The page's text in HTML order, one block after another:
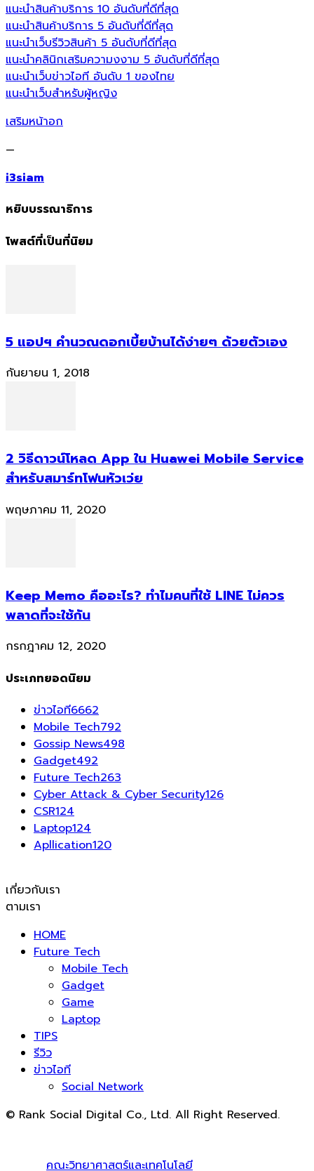
แนะนำสินค้าบริการ 10 อันดับที่ดีที่สุด
แนะนำสินค้าบริการ 5 อันดับที่ดีที่สุด
แนะนำเว็บรีวิวสินค้า 5 อันดับที่ดีที่สุด
แนะนำคลินิกเสริมความงงาม 5 อันดับที่ดีที่สุด
แนะนำเว็บข่าวไอที อันดับ 1 ของไทย
แนะนำเว็บสำหรับผู้หญิง
เสริมหน้าอก
—
i3siam
หยิบบรรณาธิการ
โพสต์ที่เป็นที่นิยม
5 แอปฯ คำนวณดอกเบี้ยบ้านได้ง่ายๆ ด้วยตัวเอง
กันยายน 1, 2018
2 วิธีดาวน์โหลด App ใน Huawei Mobile Service
สำหรับสมาร์ทโฟนหัวเว่ย
พฤษภาคม 11, 2020
Keep Memo คืออะไร? ทำไมคนที่ใช้ LINE ไม่ควร
พลาดที่จะใช้กัน
กรกฎาคม 12, 2020
ประเภทยอดนิยม
ข่าวไอที6662
Mobile Tech792
Gossip News498
Gadget492
Future Tech263
Cyber Attack & Cyber Security126
CSR124
Laptop124
Apllication120
เกี่ยวกับเรา
ตามเรา
HOME
Future Tech
Mobile Tech
Gadget
Game
Laptop
TIPS
รีวิว
ข่าวไอที
Social Network
© Rank Social Digital Co., Ltd. All Right Reserved.
คณะวิทยาศาสตร์และเทคโนโลยี